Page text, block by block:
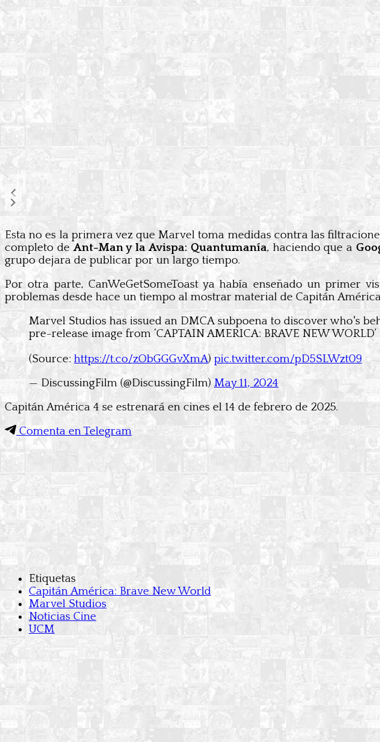
Esta no es la primera vez que Marvel toma medidas contra las
completo de Ant-Man y la Avispa: Quantumanía, haciendo que a
grupo dejara de publicar por un largo tiempo.
Por otra parte, CanWeGetSomeToast ya había enseñado un primer
problemas desde hace un tiempo al mostrar material de Capitán
Marvel Studios has issued an DMCA subpoena to discover who's
pre-release image from ‘CAPTAIN AMERICA: BRAVE NEW WORLD’
(Source: https://t.co/zObGGGvXmA) pic.twitter.com/pD5SLWzt09
— DiscussingFilm (@DiscussingFilm) May 11, 2024
Capitán América 4 se estrenará en cines el 14 de febrero de 2025.
Comenta en Telegram
Etiquetas
Capitán América: Brave New World
Marvel Studios
Noticias Cine
UCM